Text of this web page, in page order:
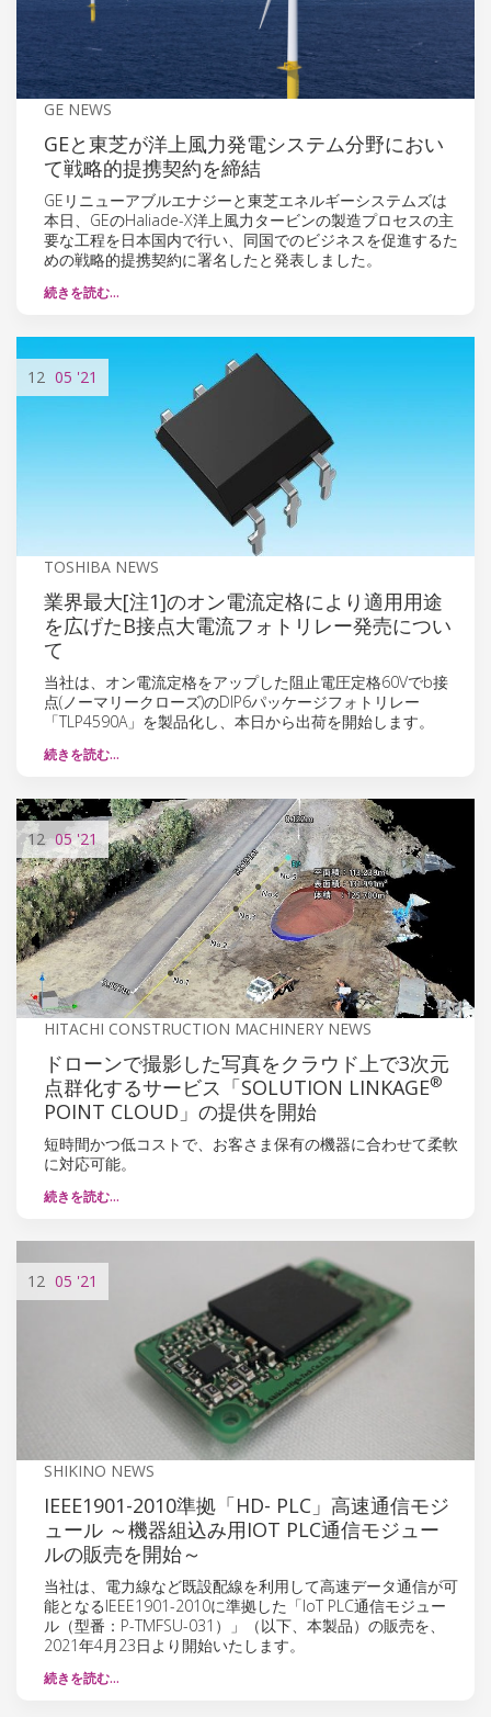
GE NEWS
GEと東芝が洋上風力発電システム分野におい
て戦略的提携契約を締結
GEリニューアブルエナジーと東芝エネルギーシステムズは
本日、GEのHaliade-X洋上風力タービンの製造プロセスの主
要な工程を日本国内で行い、同国でのビジネスを促進するた
めの戦略的提携契約に署名したと発表しました。
続きを読む…
12 05 '21
TOSHIBA NEWS
業界最大[注1]のオン電流定格により適用用途
を広げたB接点大電流フォトリレー発売につい
て
当社は、オン電流定格をアップした阻止電圧定格60Vでb接
点(ノーマリークローズ)のDIP6パッケージフォトリレー
「TLP4590A」を製品化し、本日から出荷を開始します。
続きを読む…
12 05'21
HITACHI CONSTRUCTION MACHINERY NEWS
ドローンで撮影した写真をクラウド上で3次元
点群化するサービス「SOLUTION LINKAGE®
POINT CLOUD」の提供を開始
短時間かつ低コストで、お客さま保有の機器に合わせて柔軟
に対応可能。
続きを読む…
12 05 '21
SHIKINO NEWS
IEEE1901-2010準拠「HD- PLC」高速通信モジ
ュール ～機器組込み用IOT PLC通信モジュー
ルの販売を開始～
当社は、電力線など既設配線を利用して高速データ通信が可
能となるIEEE1901-2010に準拠した「IoT PLC通信モジュー
ル（型番：P-TMFSU-031）」（以下、本製品）の販売を、
2021年4月23日より開始いたします。
続きを読む…